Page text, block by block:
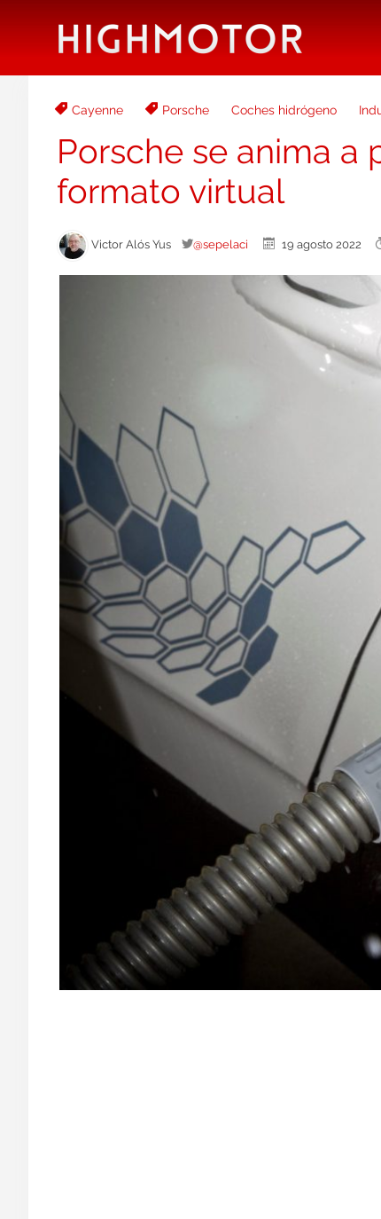
Cayenne Porsche Coches hidrógeno
Porsche se anima a
formato virtual
Victor Alós Yus @sepelaci 19 agosto 2022